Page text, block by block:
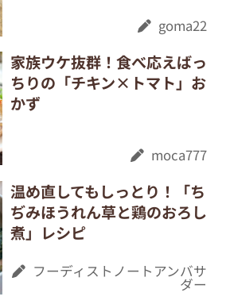
goma22
家族ウケ抜群！食べ応えばっ
ちりの「チキン×トマト」お
かず
moca777
温め直してもしっとり！「ち
ぢみほうれん草と鶏のおろし
煮」レシピ
フーディストノートアンバサ
ダー